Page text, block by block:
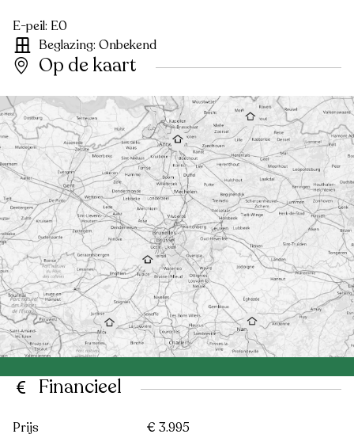
E-peil: E0
Beglazing: Onbekend
Op de kaart
Financieel
Prijs
€ 3.995